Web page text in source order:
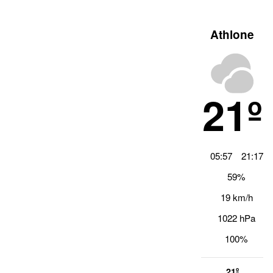
Athlone
21º
05:57
21:17
59%
19 km/h
1022 hPa
100%